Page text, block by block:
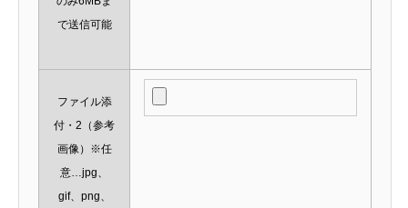
で送信可能
ファイル添
付・2（参考
画像）※任
意…jpg、
gif、png、